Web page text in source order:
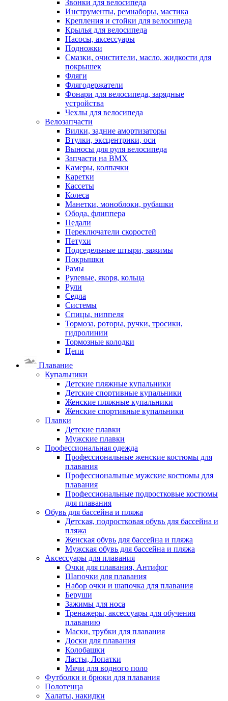
Звонки для велосипеда
Инструменты, ремнаборы, мастика
Крепления и стойки для велосипеда
Крылья для велосипеда
Насосы, аксессуары
Подножки
Смазки, очистители, масло, жидкости для
покрышек
Фляги
Флягодержатели
Фонари для велосипеда, зарядные
устройства
Чехлы для велосипеда
Велозапчасти
Вилки, задние амортизаторы
Втулки, эксцентрики, оси
Выносы для руля велосипеда
Запчасти на BMX
Камеры, колпачки
Каретки
Кассеты
Колеса
Манетки, моноблоки, рубашки
Обода, флиппера
Педали
Переключатели скоростей
Петухи
Подседельные штыри, зажимы
Покрышки
Рамы
Рулевые, якоря, кольца
Рули
Седла
Системы
Спицы, ниппеля
Тормоза, роторы, ручки, тросики,
гидролинии
Тормозные колодки
Цепи
Плавание
Купальники
Детские пляжные купальники
Детские спортивные купальники
Женские пляжные купальники
Женские спортивные купальники
Плавки
Детские плавки
Мужские плавки
Профессиональная одежда
Профессиональные женские костюмы для
плавания
Профессиональные мужские костюмы для
плавания
Профессиональные подростковые костюмы
для плавания
Обувь для бассейна и пляжа
Детская, подростковая обувь для бассейна и
пляжа
Женская обувь для бассейна и пляжа
Мужская обувь для бассейна и пляжа
Аксессуары для плавания
Очки для плавания, Антифог
Шапочки для плавания
Набор очки и шапочка для плавания
Беруши
Зажимы для носа
Тренажеры, аксессуары для обучения
плаванию
Маски, трубки для плавания
Доски для плавания
Колобашки
Ласты, Лопатки
Мячи для водного поло
Футболки и брюки для плавания
Полотенца
Халаты, накидки